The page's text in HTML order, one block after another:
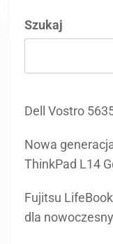
Dell Vostro
dla
profesjonalistów